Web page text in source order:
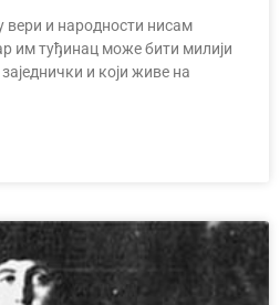
вери и народности нисам
им туђинац може бити милији
и који живе на